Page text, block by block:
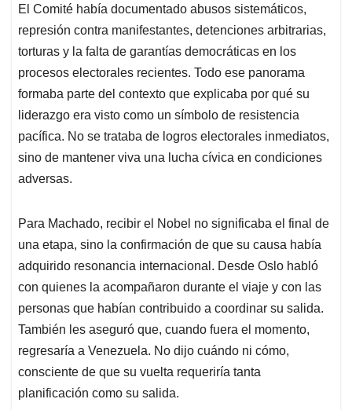
El Comité había documentado abusos sistemáticos,
represión contra manifestantes, detenciones arbitrarias,
torturas y la falta de garantías democráticas en los
procesos electorales recientes. Todo ese panorama
formaba parte del contexto que explicaba por qué su
liderazgo era visto como un símbolo de resistencia
pacífica. No se trataba de logros electorales inmediatos,
sino de mantener viva una lucha cívica en condiciones
adversas.
Para Machado, recibir el Nobel no significaba el final de
una etapa, sino la confirmación de que su causa había
adquirido resonancia internacional. Desde Oslo habló
con quienes la acompañaron durante el viaje y con las
personas que habían contribuido a coordinar su salida.
También les aseguró que, cuando fuera el momento,
regresaría a Venezuela. No dijo cuándo ni cómo,
consciente de que su vuelta requeriría tanta
planificación como su salida.